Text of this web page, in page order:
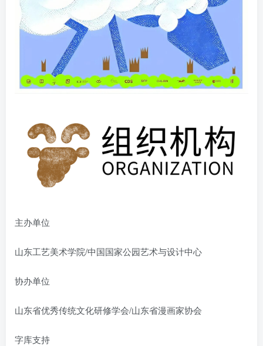
主办单位
山东工艺美术学院/中国国家公园艺术与设计中心
协办单位
山东省优秀传统文化研修学会/山东省漫画家协会
字库支持